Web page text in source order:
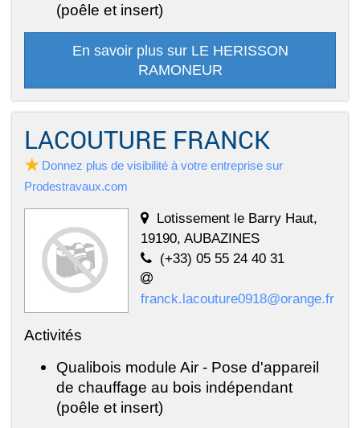
(poêle et insert)
En savoir plus sur LE HERISSON
RAMONEUR
LACOUTURE FRANCK
Donnez plus de visibilité à votre entreprise sur
Prodestravaux.com
Lotissement le Barry Haut,
19190, AUBAZINES
(+33) 05 55 24 40 31
franck.lacouture0918@orange.fr
Activités
Qualibois module Air - Pose d'appareil
de chauffage au bois indépendant
(poêle et insert)